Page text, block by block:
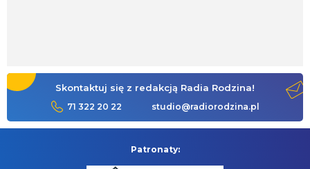
Skontaktuj się z redakcją Radia Rodzina!
71 322 20 22 studio@radiorodzina.pl
Patronaty: